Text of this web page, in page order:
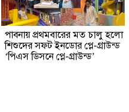
পাবনায় প্রথমবারের মত চালু হলো
শিশুদের সফট ইনডোর প্লে-গ্রাউন্ড
‘পিএস ডিসনে প্লে-গ্রাউন্ড’